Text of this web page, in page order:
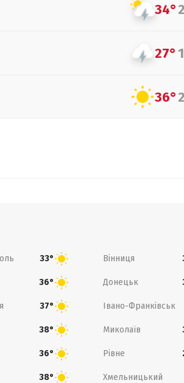
34°
27°
36°
33° Вінниця
36° Донецьк
37° Івано-Франківськ
38° Миколаїв
36° Рівне
38° Хмельницький